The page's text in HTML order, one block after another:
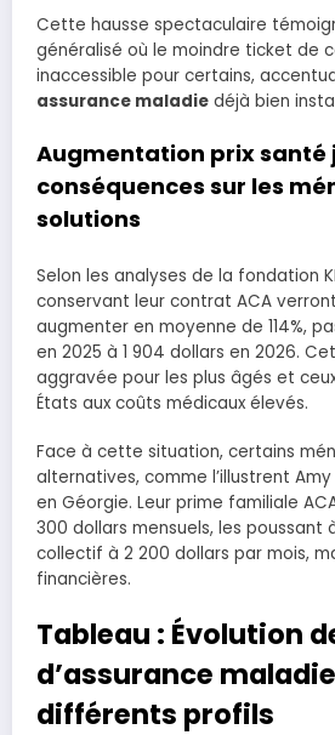
Cette hausse spectaculaire
généralisé où le moindre ticket de
inaccessible pour certains,
assurance maladie déjà bien
Augmentation prix santé
conséquences sur les
solutions
Selon les analyses de la fondation
conservant leur contrat ACA
augmenter en moyenne de 114%,
en 2025 à 1 904 dollars en 2026.
aggravée pour les plus âgés et
États aux coûts médicaux élevés.
Face à cette situation, certains
alternatives, comme l’illustrent
en Géorgie. Leur prime familiale
300 dollars mensuels, les poussant
collectif à 2 200 dollars par mois,
financières.
Tableau : Évolution
d’assurance
différents profils